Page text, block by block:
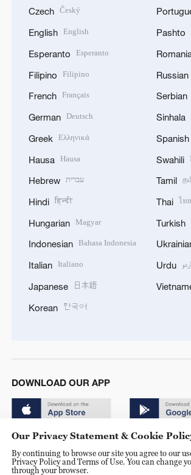
Czech Český
English English
Esperanto Esperanto
Filipino Filipino
French Français
German Deutsch
Greek Ελληνικά
Hausa Hausa
Hebrew עברית
Hindi हिन्दी
Hungarian Magyar
Indonesian Bahasa Indonesia
Italian Italiano
Japanese 日本語
Korean 한국어
Pashto
Russian
Serbian
Sinhala
Spanish
Swahili
Tamil
Thai ไทย
Turkish
Urdu اردو
DOWNLOAD OUR APP
© China Radio International.CRI. All Rights
Our Privacy Statement & Cookie
By continuing to browse our site you agree to our
Privacy Policy and Terms of Use. You can change
through your browser.